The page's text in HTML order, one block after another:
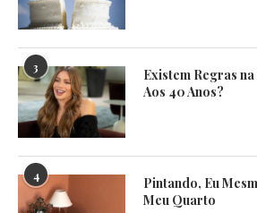
3
Existem Regras
Aos 40 Anos?
4
Pintando, Eu
Meu Quarto